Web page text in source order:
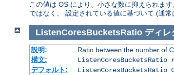
この値は OS により、小さな数に抑えられま
ではなく、 設定されている値に基づいて (通
ListenCoresBucketsRatio ディレ
説明:
Ratio between the number of
構文:
ListenCoresBucketsRatio
デフォルト:
ListenCoresBucketsRatio